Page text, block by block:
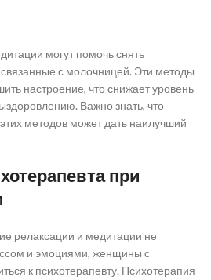
могут помочь снять
с молочницей. Эти методы
настроение, что снижает уровень
Важно знать, что
методов может дать наилучший
при
релаксации и медитации не
и эмоциями, женщины с
к психотерапевту. Психотерапия